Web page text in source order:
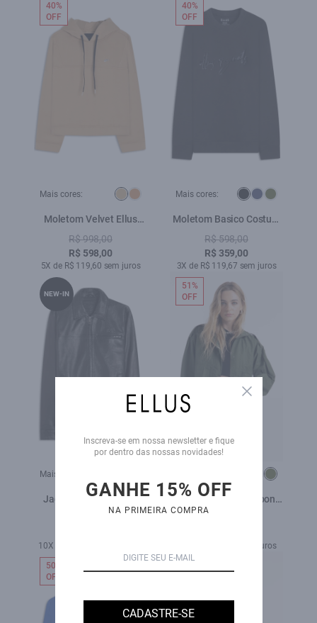
Mais cores:
Moletom Velvet Ellus
Caqui
R$ 998,00
R$ 598,00
5X de R$ 119,60 sem juros
40%
OFF
Mais cores:
Moletom Basico Costum
Careca Preto
R$ 598,00
R$ 359,00
3X de R$ 119,67 sem juros
40%
OFF
Mais cores:
Jaqueta Leather Golf
Ellus Preto
10X de R$ 590,00 sem juros
NEW-IN
Jaqueta Nylon Ribbon
Windreaker Martingale
6X de R$ 116,33 sem juros
51%
OFF
50%
OFF
NEW-IN
Close
Inscreva-se em nossa newsletter e fique
por dentro das nossas novidades!
GANHE 15% OFF
NA PRIMEIRA COMPRA
CADASTRE-SE